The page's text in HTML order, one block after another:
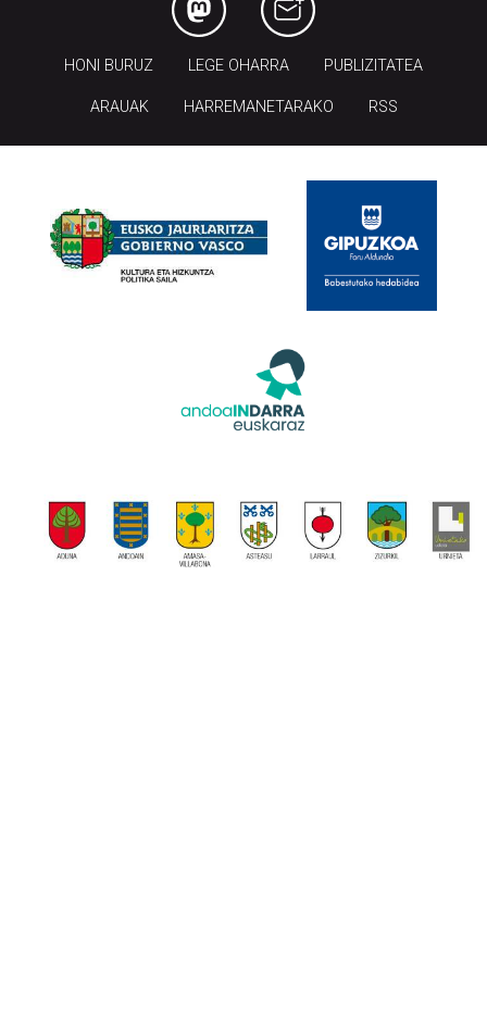
HONI BURUZ LEGE OHARRA PUBLIZITATEA
ARAUAK HARREMANETARAKO RSS